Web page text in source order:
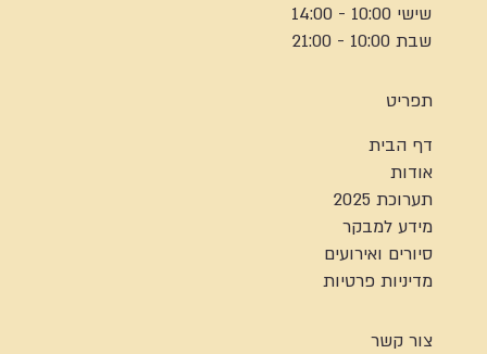
שישי 10:00 - 14:00
שבת 10:00 - 21:00
תפריט
דף הבית
אודות
תערוכת 2025
מידע למבקר
סיורים ואירועים
מדיניות פרטיות
צור קשר